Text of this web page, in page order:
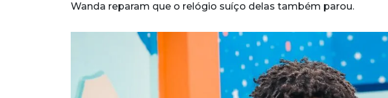
Wanda reparam que o relógio suíço delas também parou.